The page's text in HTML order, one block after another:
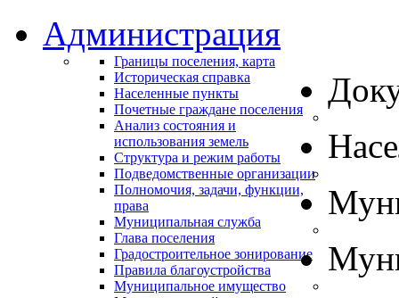
Администрация
Границы поселения, карта
Историческая справка
Населенные пункты
Почетные граждане поселения
Анализ состояния и
использования земель
Структура и режим работы
Подведомственные организации
Полномочия, задачи, функции,
права
Муниципальная служба
Глава поселения
Градостроительное зонирование
Правила благоустройства
Муниципальное имущество